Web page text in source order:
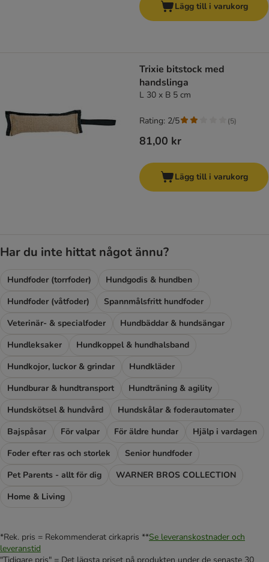
Lägg till i varukorg
Trixie bitstock med
handslinga
L 30 x B 5 cm
81,00 kr
Rating: 2/5 (5)
Lägg till i varukorg
Har du inte hittat något ännu?
Hundfoder (torrfoder)
Hundgodis & hundben
Hundfoder (våtfoder)
Spannmålsfritt hundfoder
Veterinär- & specialfoder
Hundbäddar & hundsängar
Hundleksaker
Hundkoppel & hundhalsband
Hundkojor, luckor & grindar
Hundkläder
Hundburar & hundtransport
Hundträning & agility
Hundskötsel & hundvård
Hundskålar & foderautomater
Bajspåsar
För valpar För äldre hundar
Hjälp i vardagen
Foder efter ras och storlek
Senior hundfoder
Pet Parents - allt för dig
WARNER BROS COLLECTION
Home & Living
*Rek. pris = Rekommenderat cirkapris **Se leveranskostnader och
leveranstid